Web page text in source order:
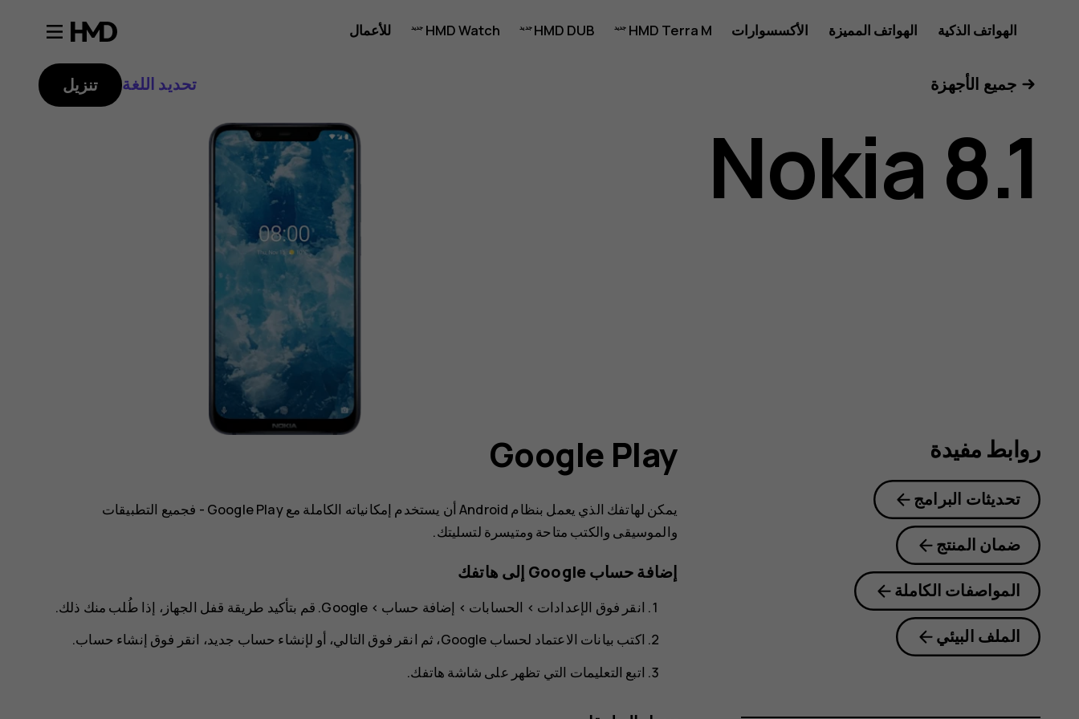
دليل
مستخدم
هاتف
الهواتف الذكية الهواتف المميزة الأكسسوارات HMD Terra M
HMD DUB
HMD Watch
للأعمال
جميع الأجهزة تحديد اللغة تنزيل
Nokia 8.1
Google Play
يمكن لهاتفك الذي يعمل بنظام Android أن يستخدم إمكانياته الكاملة مع Google Play - فجميع التطبيقات
والموسيقى والكتب متاحة ومتيسرة لتسليتك.
إضافة حساب Google إلى هاتفك
انقر فوق الإعدادات > الحسابات > إضافة حساب > ‎
Google. قم بتأكيد طريقة قفل الجهاز، إذا طُلب منك ذلك.
اكتب بيانات الاعتماد لحساب Google، ثم انقر فوق
التالي، أو لإنشاء حساب جديد، انقر فوق إنشاء حساب.
اتبع التعليمات التي تظهر على شاشة هاتفك.
روابط مفيدة
تحديثات البرامج
ضمان المنتج
المواصفات الكاملة
الملف البيئي